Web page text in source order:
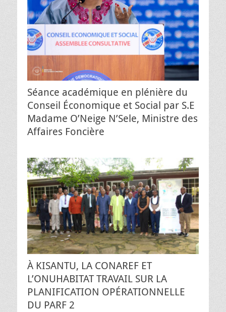
Séance académique en plénière du
Conseil Économique et Social par S.E
Madame O’Neige N’Sele, Ministre des
Affaires Foncière
À KISANTU, LA CONAREF ET
L’ONUHABITAT TRAVAIL SUR LA
PLANIFICATION OPÉRATIONNELLE
DU PARF 2